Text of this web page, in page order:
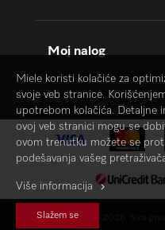
Moj nalog
MIELE © 2026. Sva
Miele koristi kolačiće za
svoje veb stranice.
upotrebom kolačića. Detaljne
ovoj veb stranici mogu se
ovom trenutku možete se
podešavanja vašeg
Više informacija
Slažem se